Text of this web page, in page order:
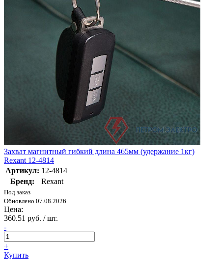
Захват магнитный гибкий длина 465мм (удержание 1кг)
Rexant 12-4814
Артикул: 12-4814
Бренд:
Rexant
Под заказ
Обновлено 07.08.2026
Цена:
360.51 руб. / шт.
-
+
Купить